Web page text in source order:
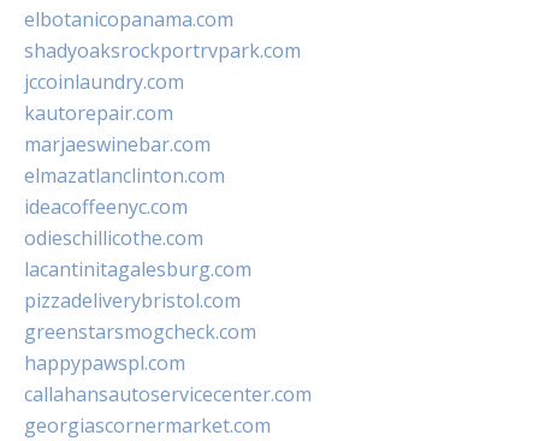
elbotanicopanama.com
shadyoaksrockportrvpark.com
jccoinlaundry.com
kautorepair.com
marjaeswinebar.com
elmazatlanclinton.com
ideacoffeenyc.com
odieschillicothe.com
lacantinitagalesburg.com
pizzadeliverybristol.com
greenstarsmogcheck.com
happypawspl.com
callahansautoservicecenter.com
georgiascornermarket.com